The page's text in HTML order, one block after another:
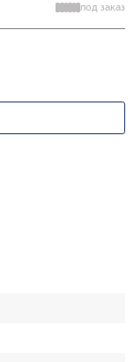
под заказ